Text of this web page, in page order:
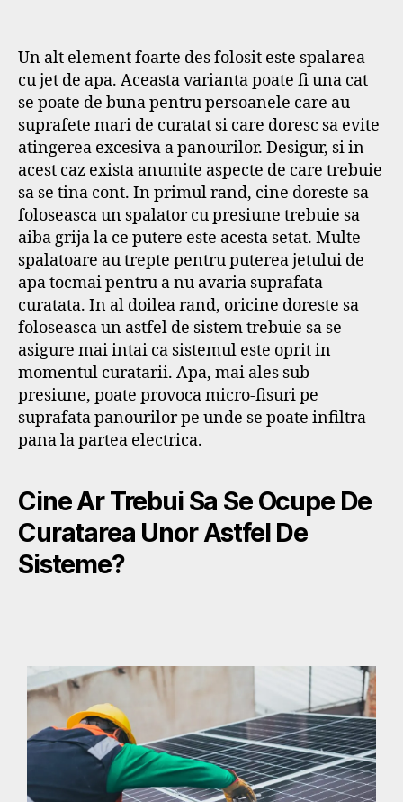
Un alt element foarte des folosit este spalarea
cu jet de apa. Aceasta varianta poate fi una cat
se poate de buna pentru persoanele care au
suprafete mari de curatat si care doresc sa evite
atingerea excesiva a panourilor. Desigur, si in
acest caz exista anumite aspecte de care trebuie
sa se tina cont. In primul rand, cine doreste sa
foloseasca un spalator cu presiune trebuie sa
aiba grija la ce putere este acesta setat. Multe
spalatoare au trepte pentru puterea jetului de
apa tocmai pentru a nu avaria suprafata
curatata. In al doilea rand, oricine doreste sa
foloseasca un astfel de sistem trebuie sa se
asigure mai intai ca sistemul este oprit in
momentul curatarii. Apa, mai ales sub
presiune, poate provoca micro-fisuri pe
suprafata panourilor pe unde se poate infiltra
pana la partea electrica.
Cine Ar Trebui Sa Se Ocupe De
Curatarea Unor Astfel De
Sisteme?